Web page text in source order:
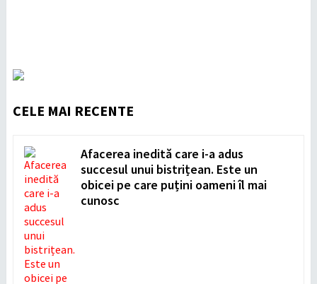
CELE MAI RECENTE
Afacerea inedită care i-a adus
succesul unui bistrițean. Este un
obicei pe care puțini oameni îl mai
cunosc